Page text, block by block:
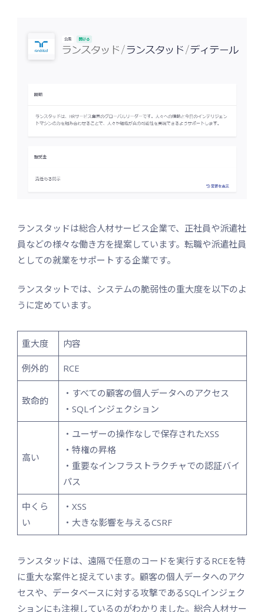
ランスタッドは総合人材サービス企業で、正社員や派遣社
員などの様々な働き方を提案しています。転職や派遣社員
としての就業をサポートする企業です。
ランスタットでは、システムの脆弱性の重大度を以下のよ
うに定めています。
重大度 内容
例外的 RCE
致命的
・すべての顧客の個人データへのアクセス
・SQLインジェクション
高い
・ユーザーの操作なしで保存されたXSS
・特権の昇格
・重要なインフラストラクチャでの認証バイ
パス
中くら
い
・XSS
・大きな影響を与えるCSRF
ランスタッドは、遠隔で任意のコードを実行するRCEを特
に重大な案件と捉えています。顧客の個人データへのアク
セスや、データベースに対する攻撃であるSQLインジェク
ションにも注視しているのがわかりました。総合人材サー